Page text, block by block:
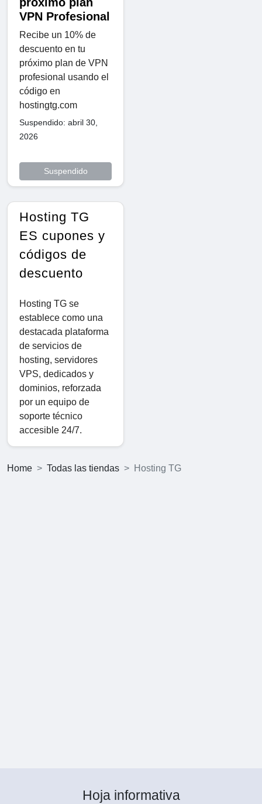
VPN Profesional
Recibe un 10% de
descuento en tu
próximo plan de VPN
profesional usando el
código en
hostingtg.com
Suspendido: abril 30,
2026
Suspendido
Hosting TG
ES cupones y
códigos de
descuento
Hosting TG se
establece como una
destacada plataforma
de servicios de
hosting, servidores
VPS, dedicados y
dominios, reforzada
por un equipo de
soporte técnico
accesible 24/7.
Home Todas las tiendas Hosting TG
Hoja informativa